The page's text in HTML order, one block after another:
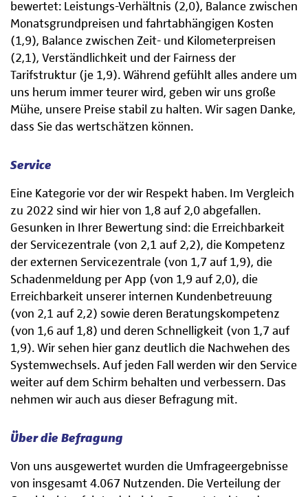
bewertet: Leistungs-Verhältnis (2,0), Balance zwischen
Monatsgrundpreisen und fahrtabhängigen Kosten
(1,9), Balance zwischen Zeit- und Kilometerpreisen
(2,1), Verständlichkeit und der Fairness der
Tarifstruktur (je 1,9). Während gefühlt alles andere um
uns herum immer teurer wird, geben wir uns große
Mühe, unsere Preise stabil zu halten. Wir sagen Danke,
dass Sie das wertschätzen können.
Service
Eine Kategorie vor der wir Respekt haben. Im Vergleich
zu 2022 sind wir hier von 1,8 auf 2,0 abgefallen.
Gesunken in Ihrer Bewertung sind: die Erreichbarkeit
der Servicezentrale (von 2,1 auf 2,2), die Kompetenz
der externen Servicezentrale (von 1,7 auf 1,9), die
Schadenmeldung per App (von 1,9 auf 2,0), die
Erreichbarkeit unserer internen Kundenbetreuung
(von 2,1 auf 2,2) sowie deren Beratungskompetenz
(von 1,6 auf 1,8) und deren Schnelligkeit (von 1,7 auf
1,9). Wir sehen hier ganz deutlich die Nachwehen des
Systemwechsels. Auf jeden Fall werden wir den Service
weiter auf dem Schirm behalten und verbessern. Das
nehmen wir auch aus dieser Befragung mit.
Über die Befragung
Von uns ausgewertet wurden die Umfrageergebnisse
von insgesamt 4.067 Nutzenden. Die Verteilung der